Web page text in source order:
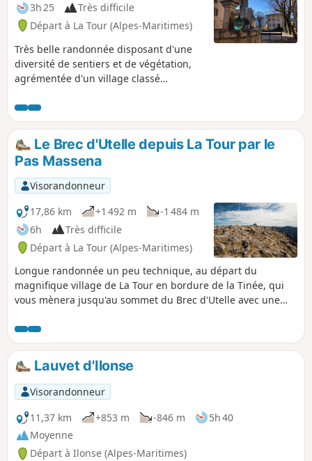
3h 25
Très difficile
Départ à La Tour (Alpes-Maritimes)
Très belle randonnée disposant d'une
diversité de sentiers et de végétation,
agrémentée d'un village classé
compte des informations pratiques
mentionnées dans le descriptif
concernant la période et la partie hors
sentier. ⚠️ GPS ou application
indispensable pour cette randonnée ! La
période hivernale est à proscrire, les
rochers proches des rivières sont
glissants.
Le Brec d'Utelle depuis La Tour par le
Pas Massena
Visorandonneur
17,86 km
+1 492 m
-1 484 m
6h
Très difficile
Départ à La Tour (Alpes-Maritimes)
Longue randonnée un peu technique, au départ du
magnifique village de La Tour en bordure de la Tinée, qui
vous mènera jusqu'au sommet du Brec d'Utelle avec une
Lauvet d'Ilonse
Visorandonneur
11,37 km
+853 m -846 m
5h 40
Moyenne
Départ à Ilonse (Alpes-Maritimes)